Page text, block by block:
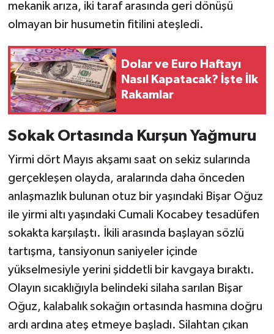
mekanik arıza, iki taraf arasında geri dönüşü
olmayan bir husumetin fitilini ateşledi.
Dolar ve Euro Haftayı
Nasıl Kapatacak? İşte İlk
Rakamlar
Sokak Ortasında Kurşun Yağmuru
Yirmi dört Mayıs akşamı saat on sekiz sularında
gerçekleşen olayda, aralarında daha önceden
anlaşmazlık bulunan otuz bir yaşındaki Bişar Oğuz
ile yirmi altı yaşındaki Cumali Kocabey tesadüfen
sokakta karşılaştı. İkili arasında başlayan sözlü
tartışma, tansiyonun saniyeler içinde
yükselmesiyle yerini şiddetli bir kavgaya bıraktı.
Olayın sıcaklığıyla belindeki silaha sarılan Bişar
Oğuz, kalabalık sokağın ortasında hasmına doğru
ardı ardına ateş etmeye başladı. Silahtan çıkan